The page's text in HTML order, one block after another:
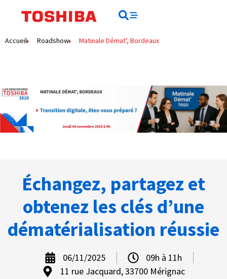
principal
Accueil Roadshow Matinale Démat’, Bordeaux
Échangez, partagez et
obtenez les clés d’une
dématérialisation réussie
06/11/2025
09h à 11h
11 rue Jacquard, 33700 Mérignac